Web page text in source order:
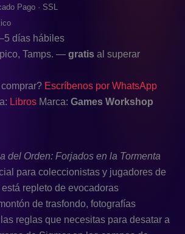
Pago · SSL
días hábiles
Tamps. — gratis al superar
Escríbenos por WhatsApp
Libros Marca: Games Workshop
del Orden: Forjados en la Tormenta
para coleccionistas y jugadores de
repleto de evocadoras
de trasfondo, fotografías
reglas que necesitas para desatar a